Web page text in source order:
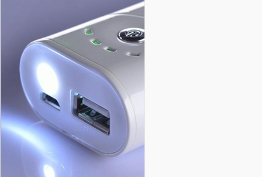
域;2、瑞丰光...